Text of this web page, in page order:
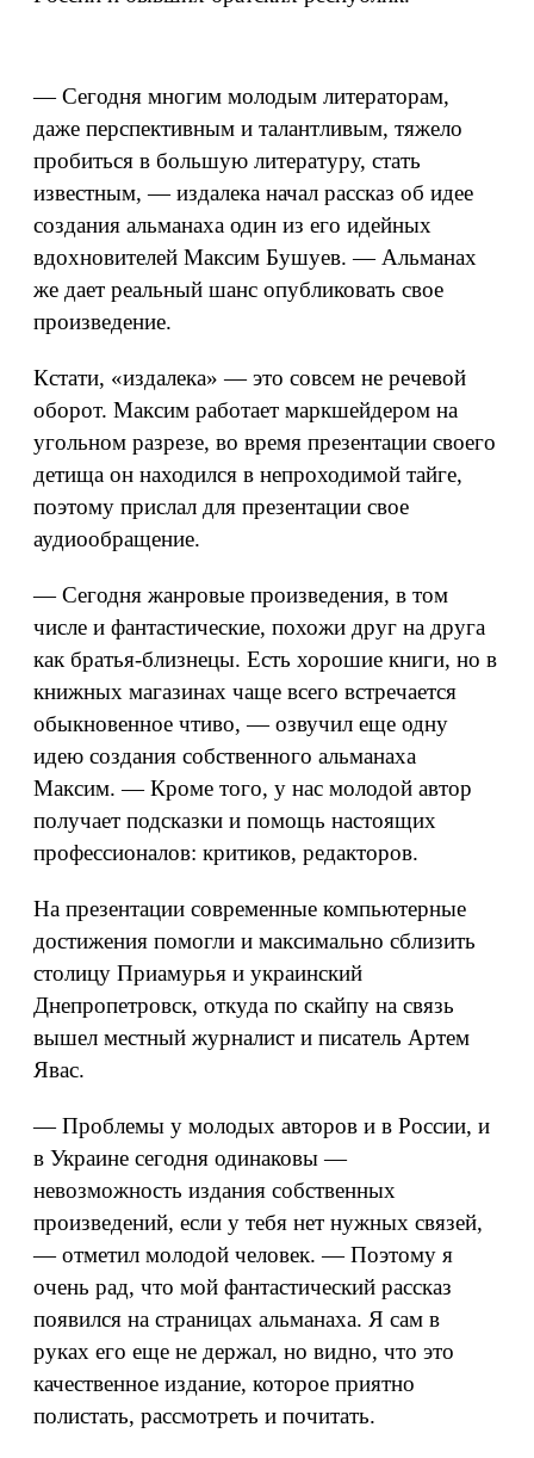
— Сегодня многим молодым литераторам,
даже перспективным и талантливым, тяжело
пробиться в большую литературу, стать
известным, — издалека начал рассказ об идее
создания альманаха один из его идейных
вдохновителей Максим Бушуев. — Альманах
же дает реальный шанс опубликовать свое
произведение.
Кстати, «издалека» — это совсем не речевой
оборот. Максим работает маркшейдером на
угольном разрезе, во время презентации своего
детища он находился в непроходимой тайге,
поэтому прислал для презентации свое
аудиообращение.
— Сегодня жанровые произведения, в том
числе и фантастические, похожи друг на друга
как братья-близнецы. Есть хорошие книги, но в
книжных магазинах чаще всего встречается
обыкновенное чтиво, — озвучил еще одну
идею создания собственного альманаха
Максим. — Кроме того, у нас молодой автор
получает подсказки и помощь настоящих
профессионалов: критиков, редакторов.
На презентации современные компьютерные
достижения помогли и максимально сблизить
столицу Приамурья и украинский
Днепропетровск, откуда по скайпу на связь
вышел местный журналист и писатель Артем
Явас.
— Проблемы у молодых авторов и в России, и
в Украине сегодня одинаковы —
невозможность издания собственных
произведений, если у тебя нет нужных связей,
— отметил молодой человек. — Поэтому я
очень рад, что мой фантастический рассказ
появился на страницах альманаха. Я сам в
руках его еще не держал, но видно, что это
качественное издание, которое приятно
полистать, рассмотреть и почитать.